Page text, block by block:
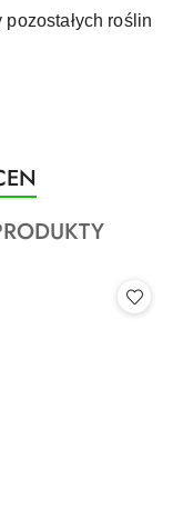
roślin